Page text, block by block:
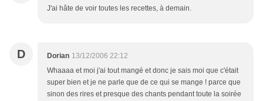
J'ai hâte de voir toutes les recettes, à demain.
D Dorian 13/12/2006 22:12
Whaaaa et moi j'ai tout mangé et donc je sais moi que c'était
super bien et je ne parle que de ce qui se mange ! parce que
sinon des rires et presque des chants pendant toute la soirée